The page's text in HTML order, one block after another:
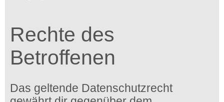
Rechte des
Betroffenen
Das geltende Datenschutzrecht